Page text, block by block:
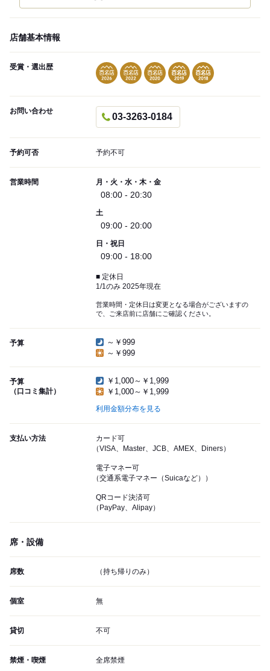
店舗基本情報
受賞・選出歴
お問い合わせ
03-3263-0184
予約可否 予約不可
営業時間 月・火・水・木・金
08:00 - 20:30
土
09:00 - 20:00
日・祝日
09:00 - 18:00
■ 定休日
1/1のみ 2025年現在
営業時間・定休日は変更となる場合がございますの
で、ご来店前に店舗にご確認ください。
予算
～￥999
～￥999
予算
（口コミ集計）
￥1,000～￥1,999
￥1,000～￥1,999
利用金額分布を見る
支払い方法
カード可
（VISA、Master、JCB、AMEX、Diners）
電子マネー可
（交通系電子マネー（Suicaなど））
QRコード決済可
（PayPay、Alipay）
席・設備
席数 （持ち帰りのみ）
個室 無
貸切 不可
禁煙・喫煙 全席禁煙